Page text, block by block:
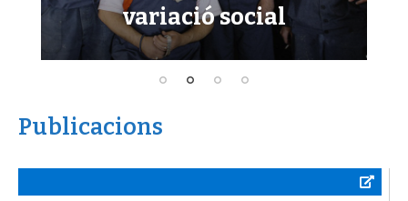
variació social
Publicacions